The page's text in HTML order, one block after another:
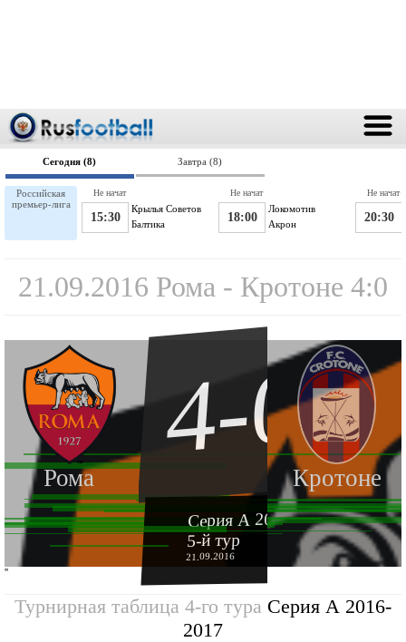
Сегодня (8) Завтра (8)
Российская
премьер-лига
Крылья Советов
15:30 Балтика
Не начат
Локомотив
18:00 Акрон
Не начат
20:30
Не начат
21.09.2016 Рома - Кротоне 4:0
Рома Кротоне
4-0
Серия А 2016-2017
5-й тур
21.09.2016
''
Турнирная таблица 4-го тура Серия А 2016-
2017